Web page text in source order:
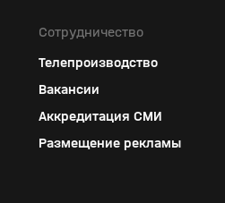
Сотрудничество
Телепроизводство
Вакансии
Аккредитация СМИ
Размещение рекламы